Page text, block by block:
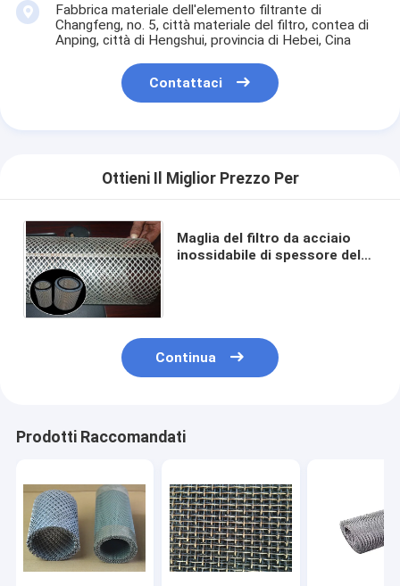
Fabbrica materiale dell'elemento filtrante di
Changfeng, no. 5, città materiale del filtro, contea di
Anping, città di Hengshui, provincia di Hebei, Cina
Contattaci
Ottieni Il Miglior Prezzo Per
Maglia del filtro da acciaio
inossidabile di spessore del
Continua
Prodotti Raccomandati